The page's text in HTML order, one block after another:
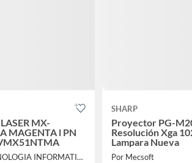
MX-
MAGENTA l PN
Por TECNOLOGIA INFORMATICA Y CONSULTORIA
SHARP
Proyector PG-
Resolución Xga
Lampara Nueva
Por Mecsoft